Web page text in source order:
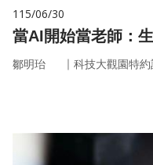
115/06/30
當AI開始當老師：
鄒明珆 ｜ 科技大觀園特約